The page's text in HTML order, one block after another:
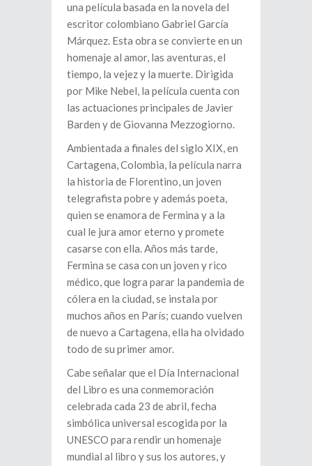
una película basada en la novela del
escritor colombiano Gabriel García
Márquez. Esta obra se convierte en un
homenaje al amor, las aventuras, el
tiempo, la vejez y la muerte. Dirigida
por Mike Nebel, la película cuenta con
las actuaciones principales de Javier
Barden y de Giovanna Mezzogiorno.
Ambientada a finales del siglo XIX, en
Cartagena, Colombia, la película narra
la historia de Florentino, un joven
telegrafista pobre y además poeta,
quien se enamora de Fermina y a la
cual le jura amor eterno y promete
casarse con ella. Años más tarde,
Fermina se casa con un joven y rico
médico, que logra parar la pandemia de
cólera en la ciudad, se instala por
muchos años en París; cuando vuelven
de nuevo a Cartagena, ella ha olvidado
todo de su primer amor.
Cabe señalar que el Día Internacional
del Libro es una conmemoración
celebrada cada 23 de abril, fecha
simbólica universal escogida por la
UNESCO para rendir un homenaje
mundial al libro y sus los autores, y